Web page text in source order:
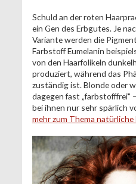
Schuld an der roten
ein Gen des Erbgutes. Je
Variante werden die
Farbstoff Eumelanin
von den Haarfolikeln
produziert, während das
zuständig ist. Blonde oder
dagegen fast „farbstofffrei"
bei ihnen nur sehr spärlich
mehr zum Thema natürliche